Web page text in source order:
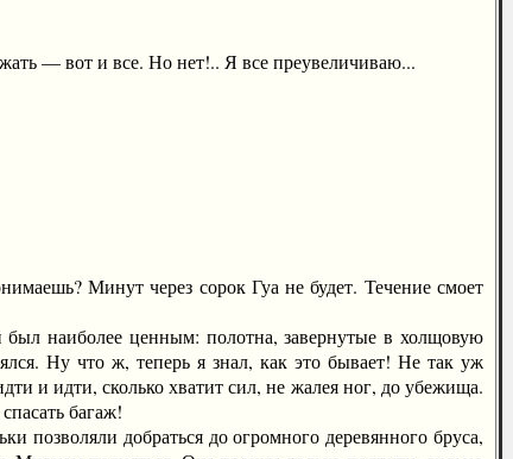
— вот и все. Но нет!.. Я все преувеличиваю...
Минут через сорок Гуа не будет. Течение смоет
наиболее ценным: полотна, завернутые в холщовую
Ну что ж, теперь я знал, как это бывает! Не так уж
и идти, сколько хватит сил, не жалея ног, до убежища.
багаж!
добраться до огромного деревянного бруса,